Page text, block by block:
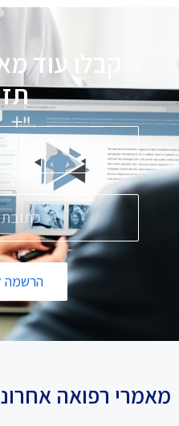
קבלו עוד
הרשמה
שובר המוסכמות: Diet2All – הדרך שלך לחיים חדשים